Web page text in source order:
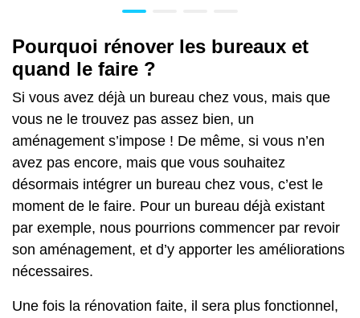
Pourquoi rénover les bureaux et
quand le faire ?
Si vous avez déjà un bureau chez vous, mais que
vous ne le trouvez pas assez bien, un
aménagement s’impose ! De même, si vous n’en
avez pas encore, mais que vous souhaitez
désormais intégrer un bureau chez vous, c’est le
moment de le faire. Pour un bureau déjà existant
par exemple, nous pourrions commencer par revoir
son aménagement, et d’y apporter les améliorations
nécessaires.
Une fois la rénovation faite, il sera plus fonctionnel,